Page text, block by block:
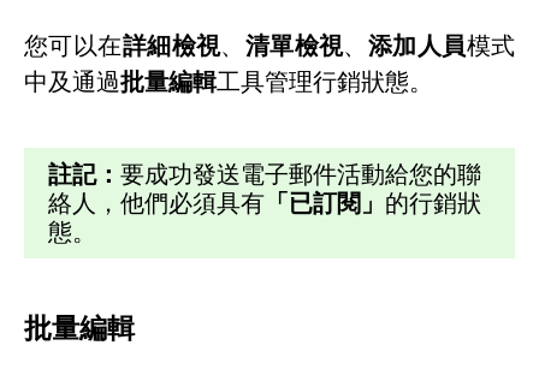
您可以在詳細檢視、 清單檢視、 添加人員模式
中及通過批量編輯工具管理行銷狀態。
註記： 要成功發送電子郵件活動給您的聯
絡人，他們必須具有 「已訂閱」 的行銷狀
態。
批量編輯